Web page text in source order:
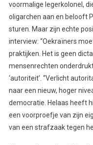
voormalige legerkolonel,
oligarchen aan en belooft
sturen. Maar zijn echte
interview: “Oekraïners
praktijken. Het is geen
mensenrechten
‘autoriteit’. “Verlicht
naar een nieuw, hoger
democratie. Helaas heeft
een voorproefje van zijn
van een strafzaak tegen